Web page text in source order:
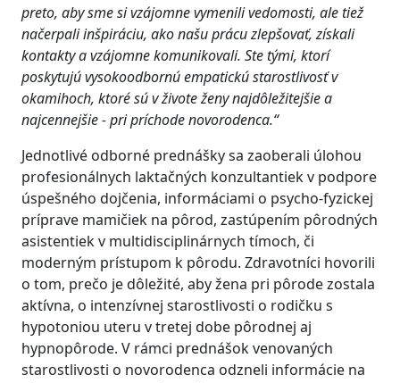
preto, aby sme si vzájomne vymenili vedomosti, ale tiež
načerpali inšpiráciu, ako našu prácu zlepšovať, získali
kontakty a vzájomne komunikovali. Ste tými, ktorí
poskytujú vysokoodbornú empatickú starostlivosť v
okamihoch, ktoré sú v živote ženy najdôležitejšie a
najcennejšie - pri príchode novorodenca.“
Jednotlivé odborné prednášky sa zaoberali úlohou
profesionálnych laktačných konzultantiek v podpore
úspešného dojčenia, informáciami o psycho-fyzickej
príprave mamičiek na pôrod, zastúpením pôrodných
asistentiek v multidisciplinárnych tímoch, či
moderným prístupom k pôrodu. Zdravotníci hovorili
o tom, prečo je dôležité, aby žena pri pôrode zostala
aktívna, o intenzívnej starostlivosti o rodičku s
hypotoniou uteru v tretej dobe pôrodnej aj
hypnopôrode. V rámci prednášok venovaných
starostlivosti o novorodenca odzneli informácie na